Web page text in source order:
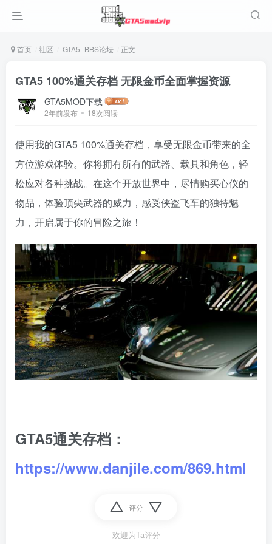
首页 社区 GTA5_BBS论坛 正文
GTA5 100%通关存档 无限金币全面掌握资源
GTA5MOD下载
2年前发布 18次阅读
使用我的GTA5 100%通关存档，享受无限金币带来的全
方位游戏体验。你将拥有所有的武器、载具和角色，轻
松应对各种挑战。在这个开放世界中，尽情购买心仪的
物品，体验顶尖武器的威力，感受侠盗飞车的独特魅
力，开启属于你的冒险之旅！
GTA5通关存档：
https://www.danjile.com/869.html
评分
欢迎为Ta评分